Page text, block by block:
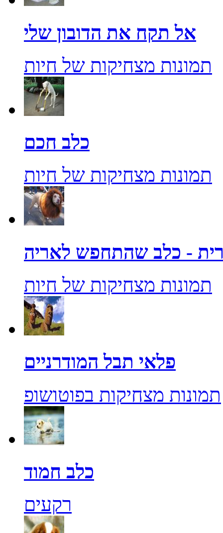
אל תקח את הדובון שלי
תמונות מצחיקות של חיות
כלב חכם
תמונות מצחיקות של חיות
- כלב שהתחפש לאריה
תמונות מצחיקות של חיות
פלאי תבל המודרניים
תמונות מצחיקות בפוטושופ
כלב חמוד
רקעים